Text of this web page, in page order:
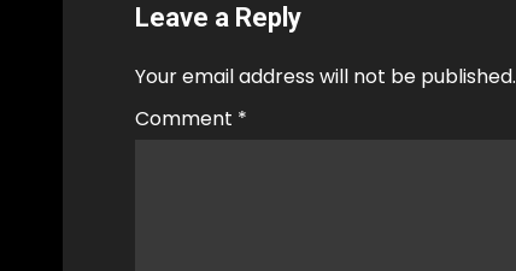
Leave a Reply
Your email address will not be published.
Comment *